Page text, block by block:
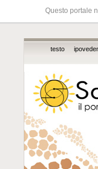
Questo portale
testo